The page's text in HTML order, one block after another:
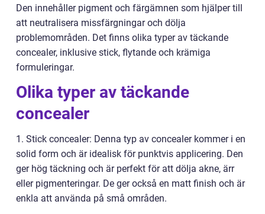
Den innehåller pigment och färgämnen som hjälper till
att neutralisera missfärgningar och dölja
problemområden. Det finns olika typer av täckande
concealer, inklusive stick, flytande och krämiga
formuleringar.
Olika typer av täckande
concealer
1. Stick concealer: Denna typ av concealer kommer i en
solid form och är idealisk för punktvis applicering. Den
ger hög täckning och är perfekt för att dölja akne, ärr
eller pigmenteringar. De ger också en matt finish och är
enkla att använda på små områden.